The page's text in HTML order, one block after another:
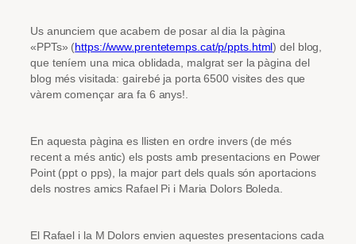
Us anunciem que acabem de posar al dia la pàgina
«PPTs» (https://www.prentetemps.cat/p/ppts.html) del blog,
que teníem una mica oblidada, malgrat ser la pàgina del
blog més visitada: gairebé ja porta 6500 visites des que
vàrem començar ara fa 6 anys!.
En aquesta pàgina es llisten en ordre invers (de més
recent a més antic) els posts amb presentacions en Power
Point (ppt o pps), la major part dels quals són aportacions
dels nostres amics Rafael Pi i Maria Dolors Boleda.
El Rafael i la M Dolors envien aquestes presentacions cada